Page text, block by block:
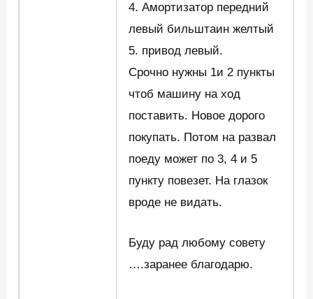
4. Амортизатор передний
левый бильштаин желтый
5. привод левый.
Срочно нужны 1и 2 пункты
чтоб машину на ход
поставить. Новое дорого
покупать. Потом на развал
поеду может по 3, 4 и 5
пункту повезет. На глазок
вроде не видать.
Буду рад любому совету
….заранее благодарю.